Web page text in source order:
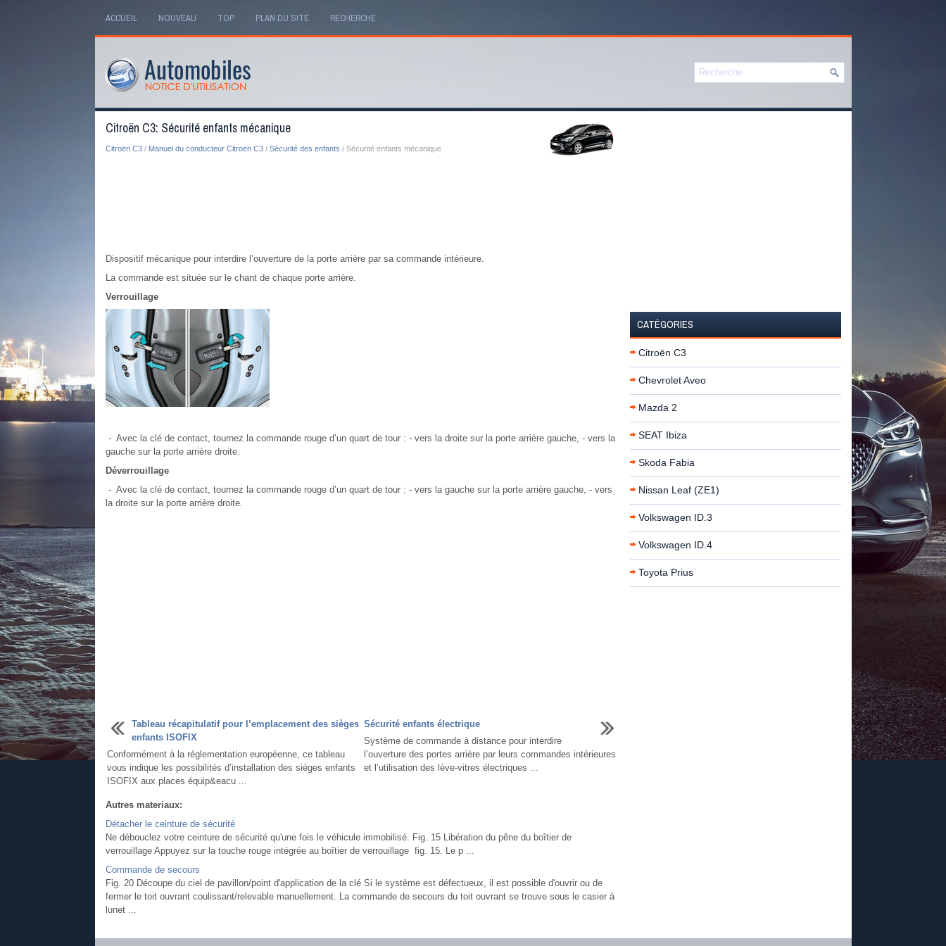
ACCUEIL NOUVEAU TOP PLAN DU SITE RECHERCHE
Citroën C3: Sécurité enfants mécanique
Citroën C3/ Manuel du conducteur Citroën C3/ Sécurité des enfants / Sécurité enfants mécanique
Dispositif mécanique pour interdire l’ouverture de la porte arrière par sa commande intérieure.
La commande est située sur le chant de chaque porte arrière.
Verrouillage
- Avec la clé de contact, tournez la commande rouge d’un quart de tour : - vers la droite sur la porte arrière gauche, - vers la
gauche sur la porte arrière droite.
Déverrouillage
- Avec la clé de contact, tournez la commande rouge d’un quart de tour : - vers la gauche sur la porte arrière gauche, - vers
la droite sur la porte arrière droite.
Tableau récapitulatif pour l’emplacement des sièges
enfants ISOFIX
Conformément à la réglementation européenne, ce tableau
vous indique les possibilités d’installation des sièges enfants
ISOFIX aux places équip&eacu ...
Sécurité enfants électrique
Système de commande à distance pour interdire
l’ouverture des portes arrière par leurs commandes intérieures
et l’utilisation des lève-vitres électriques ...
Autres materiaux:
Détacher le ceinture de sécurité
Ne débouclez votre ceinture de sécurité qu'une fois le véhicule immobilisé. Fig. 15 Libération du pêne du boîtier de
verrouillage Appuyez sur la touche rouge intégrée au boîtier de verrouillage fig. 15. Le p ...
Commande de secours
Fig. 20 Découpe du ciel de pavillon/point d'application de la clé Si le système est défectueux, il est possible d'ouvrir ou de
fermer le toit ouvrant coulissant/relevable manuellement. La commande de secours du toit ouvrant se trouve sous le casier à
lunet ...
CATÉGORIES
Citroën C3
Chevrolet Aveo
Mazda 2
SEAT Ibiza
Skoda Fabia
Nissan Leaf (ZE1)
Volkswagen ID.3
Volkswagen ID.4
Toyota Prius